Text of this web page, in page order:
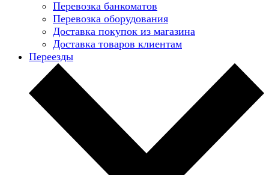
Перевозка банкоматов
Перевозка оборудования
Доставка покупок из магазина
Доставка товаров клиентам
Переезды